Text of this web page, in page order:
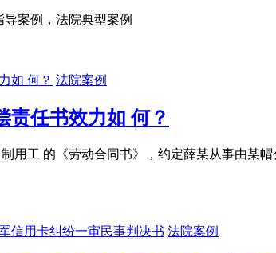
案例，法院典型案例
法院案例
责任书效力如 何？
用工 的《劳动合同书》，约定薛某从事由某
法院案例